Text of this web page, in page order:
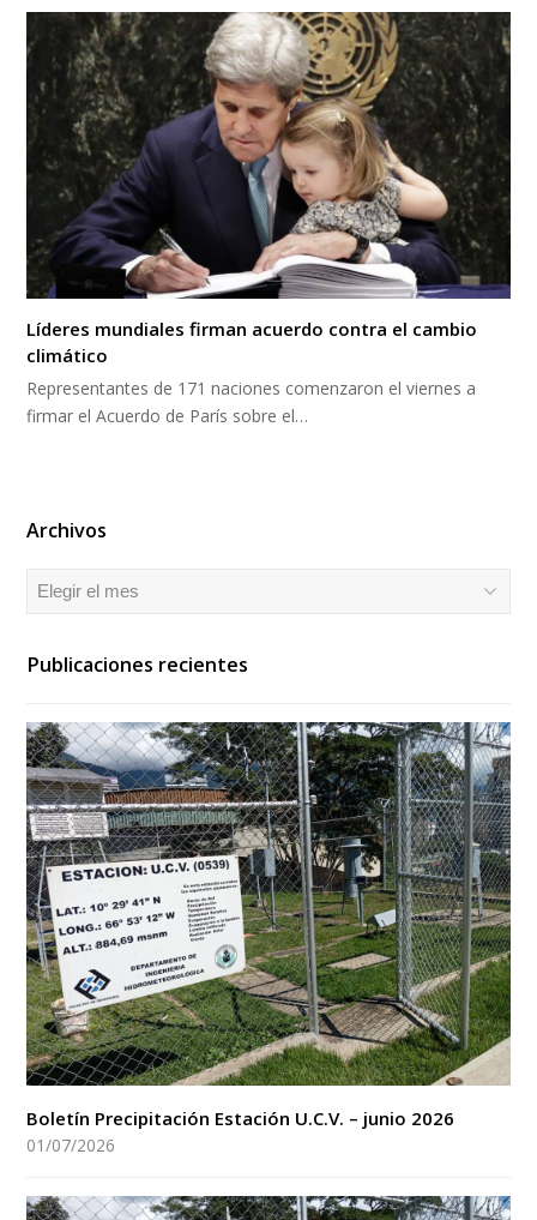
Líderes mundiales firman acuerdo contra el cambio
climático
Representantes de 171 naciones comenzaron el viernes a
firmar el Acuerdo de París sobre el…
Archivos
Archivos
Publicaciones recientes
Boletín Precipitación Estación U.C.V. – junio 2026
01/07/2026